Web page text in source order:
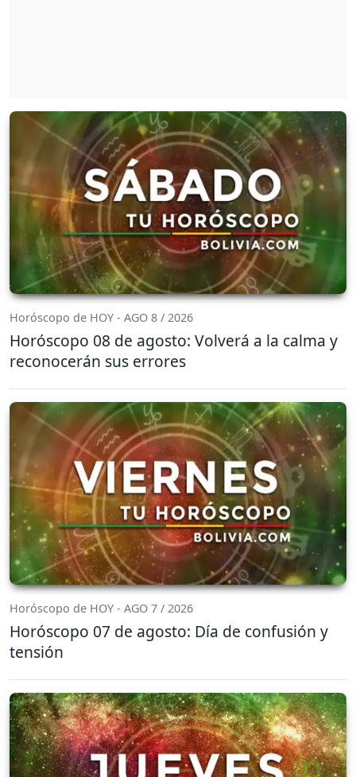
Horóscopo de HOY - AGO 8 / 2026
Horóscopo 08 de agosto: Volverá a la calma y
reconocerán sus errores
Horóscopo de HOY - AGO 7 / 2026
Horóscopo 07 de agosto: Día de confusión y
tensión